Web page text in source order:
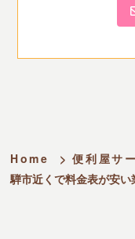
Home > 便利屋サ
騨市近くで料金表が安